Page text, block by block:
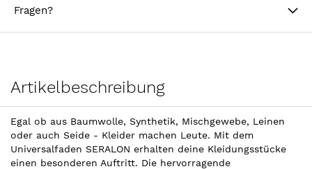
Fragen?
Artikelbeschreibung
Egal ob aus Baumwolle, Synthetik, Mischgewebe, Leinen
oder auch Seide - Kleider machen Leute. Mit dem
Universalfaden SERALON erhalten deine Kleidungsstücke
einen besonderen Auftritt. Die hervorragende